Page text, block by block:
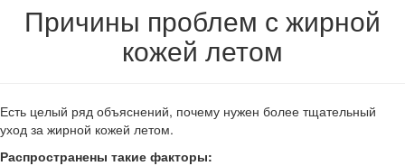
Причины проблем с жирной
кожей летом
Есть целый ряд объяснений, почему нужен более тщательный
уход за жирной кожей летом.
Распространены такие факторы: